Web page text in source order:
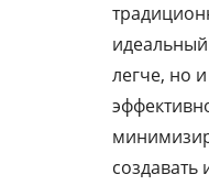
легче, но